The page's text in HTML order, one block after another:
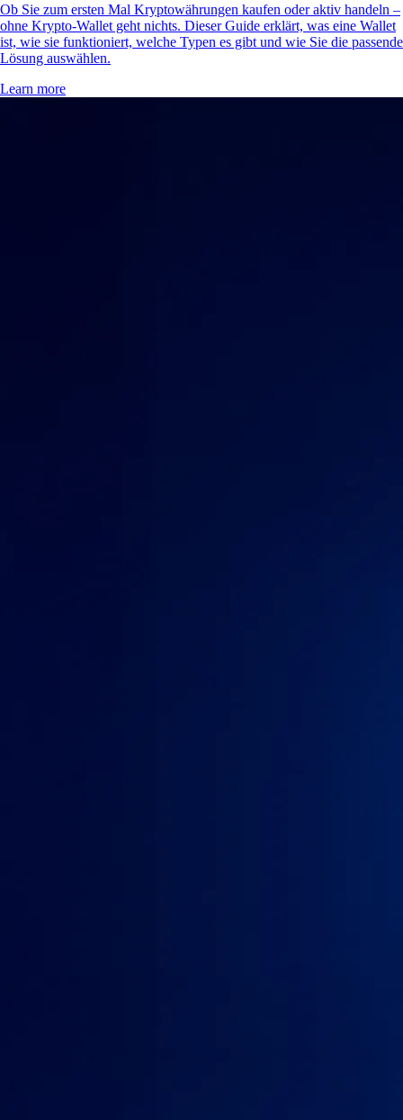
Ob Sie zum ersten Mal Kryptowährungen kaufen oder aktiv handeln –
ohne Krypto-Wallet geht nichts. Dieser Guide erklärt, was eine Wallet
ist, wie sie funktioniert, welche Typen es gibt und wie Sie die passende
Lösung auswählen.
Learn more